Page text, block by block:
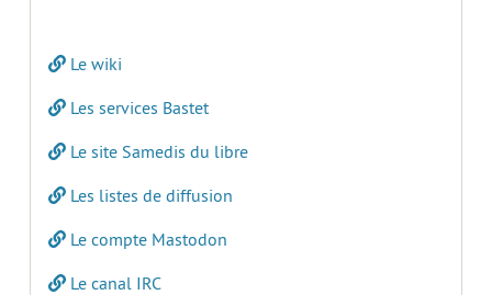
Le wiki
Les services Bastet
Le site Samedis du libre
Les listes de diffusion
Le compte Mastodon
Le canal IRC